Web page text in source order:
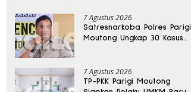
7 Agustus 2026
Satresnarkoba Polres Parigi
Moutong Ungkap 30 Kasus
7 Agustus 2026
TP-PKK Parigi Moutong